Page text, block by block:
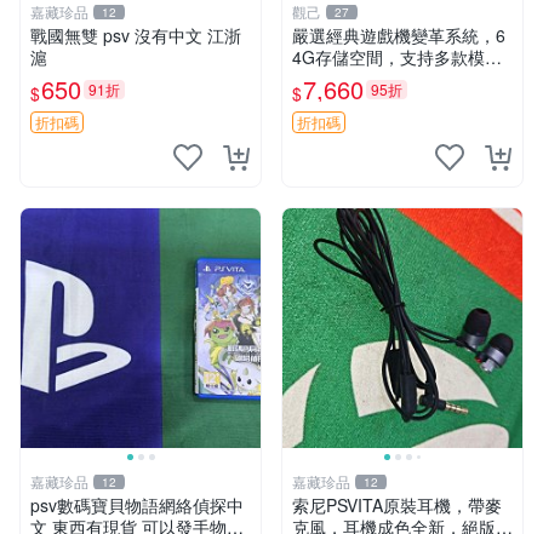
嘉藏珍品 12
戰國無雙 psv 沒有中文 江浙
滬
$650 91折
折扣碼
觀己 27
嚴選經典遊戲機變革系統，6
4G存儲空間，支持多款模擬
器享受懷舊樂趣 黑店版 PSV
游戲 模擬器
$7,660 95折
折扣碼
嘉藏珍品 12
psv數碼寶貝物語網絡偵探中
文 東西有現貨 可以發手物品
嘉藏珍品 12
索尼PSVITA原裝耳機，帶麥
克風，耳機成色全新，絕版好